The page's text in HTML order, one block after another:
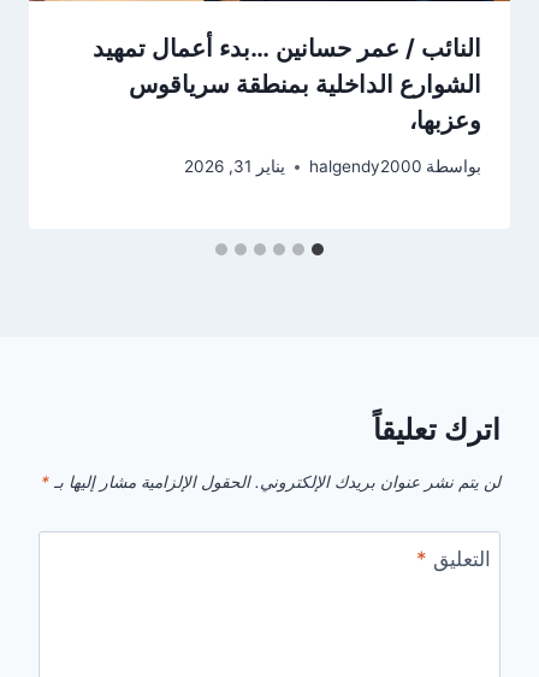
النائب / عمر حسانين …بدء أعمال تمهيد
الشوارع الداخلية بمنطقة سرياقوس
وعزبها،
بواسطة halgendy2000 يناير 31, 2026
اترك تعليقاً
لن يتم نشر عنوان بريدك الإلكتروني. الحقول الإلزامية مشار إليها بـ *
التعليق *